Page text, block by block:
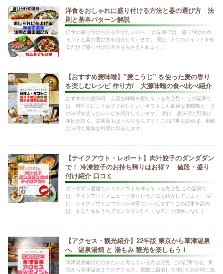
洋食をおしゃれに盛り付ける方法と器の選び方 法
則と基本パターン解説
洋食の盛り付け方法を学びたい方へ この記事では、盛り付けのポ
イントと器の選び方を紹介しています。 実は、6つのポイントを知
るだけで盛り付けの基本をおさえられます。
【おすすめ麦味噌】”麦こうじ” を使った麦の香り
を楽しむレシピ 作り方/ 大源味噌の食べ比べ紹介
おすすめの麦味噌、上質な味噌を探している方必見！ この記事で
は、料理人にこそおすすめしたい、ギフトにも最適な麦味噌と、そ
の味噌を使ったレシピを紹介しています。 実は、麦味噌と野菜は
相性が良く、栄養面もばっちりなんです！この記事を読めば、素敵
な味噌と素敵な料理に出会えます。
【テイクアウト・レポート】肉汁餃子のダンダダン
で！ 冷凍餃子のお持ち帰りはお得？ 値段・盛り
付け紹介 口コミ
ダンダダン酒場でテイクアウトを考えている方必見 この記事で
は、テイクアウトメニューと盛り付け方法を紹介しています。 実
は、テイクアウトはコスパが非常にいいんです！この記事を読め
ば、あなたもおうちでダンダダンしたくなること間違いなし！
【アクセス・観光紹介】22年版 東京から草津温泉
へ 温泉湯畑 と 湯もみ 観光を楽しもう！
草津温泉旅行に行きたいと考えている方は必見! この記事では、東
京から草津温泉までのアクセス、実際に宿泊して感じた旅行時に気